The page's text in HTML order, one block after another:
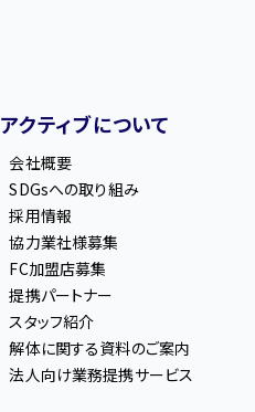
アクティブについて
会社概要
SDGsへの取り組み
採用情報
協力業社様募集
FC加盟店募集
提携パートナー
スタッフ紹介
解体に関する資料のご案内
法人向け業務提携サービス